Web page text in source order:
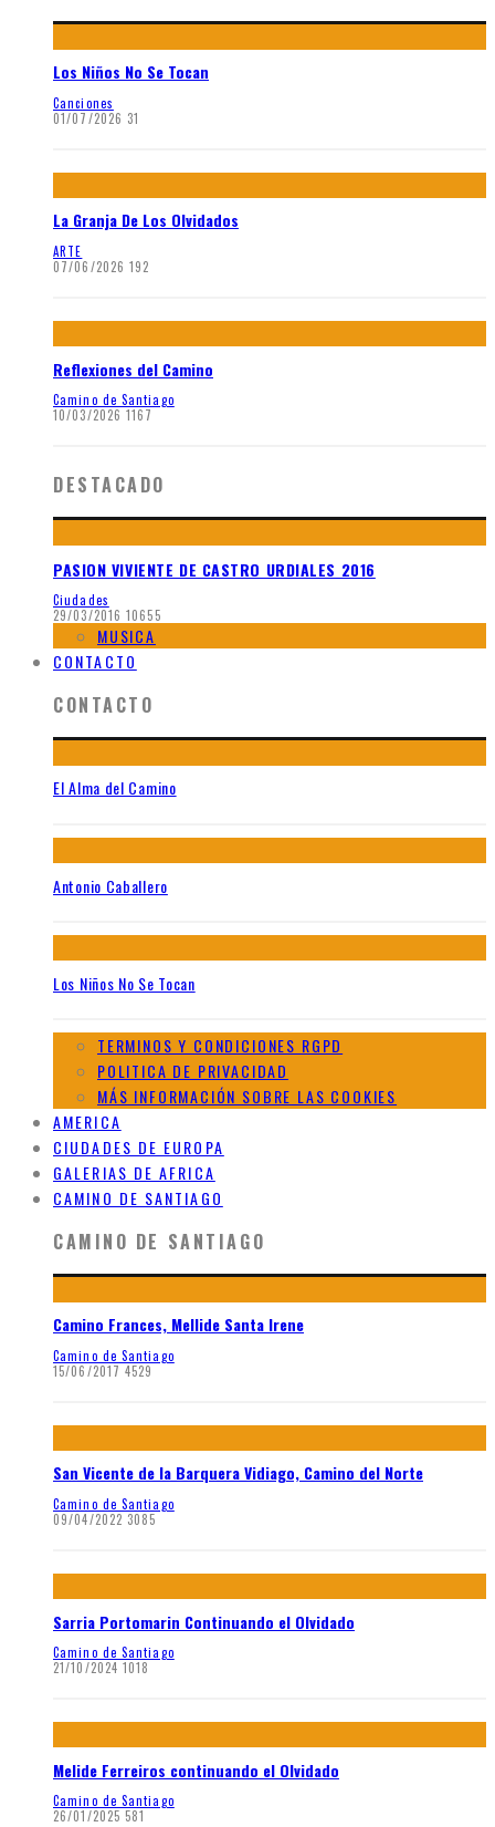
Los Niños No Se Tocan
Canciones
01/07/2026 31
La Granja De Los Olvidados
ARTE
07/06/2026 192
Reflexiones del Camino
Camino de Santiago
10/03/2026 1167
DESTACADO
PASION VIVIENTE DE CASTRO URDIALES 2016
Ciudades
29/03/2016 10655
MUSICA
CONTACTO
CONTACTO
El Alma del Camino
Antonio Caballero
Los Niños No Se Tocan
TERMINOS Y CONDICIONES RGPD
POLITICA DE PRIVACIDAD
MÁS INFORMACIÓN SOBRE LAS COOKIES
AMERICA
CIUDADES DE EUROPA
GALERIAS DE AFRICA
CAMINO DE SANTIAGO
CAMINO DE SANTIAGO
Camino Frances, Mellide Santa Irene
Camino de Santiago
15/06/2017 4529
San Vicente de la Barquera Vidiago, Camino del Norte
Camino de Santiago
09/04/2022 3085
Sarria Portomarin Continuando el Olvidado
Camino de Santiago
21/10/2024 1018
Melide Ferreiros continuando el Olvidado
Camino de Santiago
26/01/2025 581